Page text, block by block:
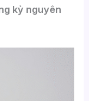
kỷ nguyên